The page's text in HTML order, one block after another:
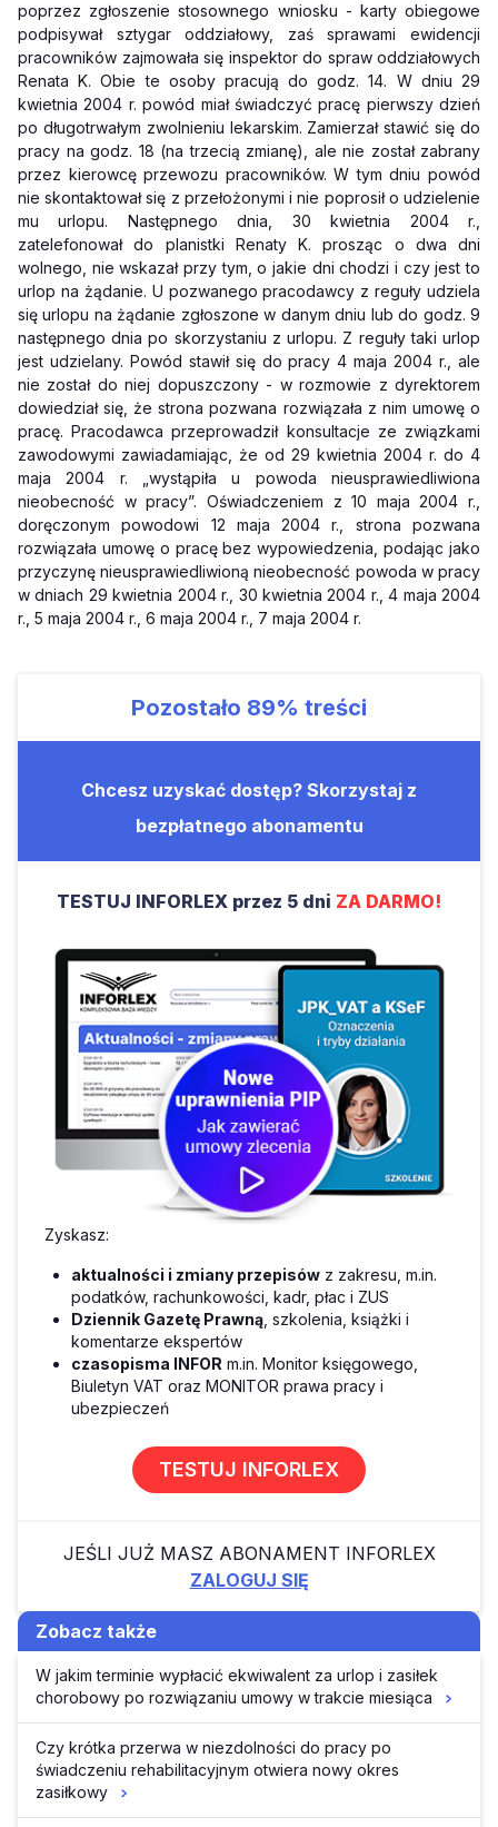
poprzez zgłoszenie stosownego wniosku - karty obiegowe
podpisywał sztygar oddziałowy, zaś sprawami ewidencji
pracowników zajmowała się inspektor do spraw oddziałowych
Renata K. Obie te osoby pracują do godz. 14. W dniu 29
kwietnia 2004 r. powód miał świadczyć pracę pierwszy dzień
po długotrwałym zwolnieniu lekarskim. Zamierzał stawić się do
pracy na godz. 18 (na trzecią zmianę), ale nie został za­brany
przez kierowcę przewozu pracowników. W tym dniu powód
nie skontaktował się z przełożonymi i nie poprosił o udzielenie
mu urlopu. Następnego dnia, 30 kwiet­nia 2004 r.,
zatelefonował do planistki Renaty K. prosząc o dwa dni
wolnego, nie wskazał przy tym, o jakie dni chodzi i czy jest to
urlop na żądanie. U pozwanego pra­codawcy z reguły udziela
się urlopu na żądanie zgłoszone w danym dniu lub do godz. 9
następnego dnia po skorzystaniu z urlopu. Z reguły taki urlop
jest udziela­ny. Powód stawił się do pracy 4 maja 2004 r., ale
nie został do niej dopuszczony - w rozmowie z dyrektorem
dowiedział się, że strona pozwana rozwiązała z nim umowę o
pracę. Pracodawca przeprowadził konsultacje ze związkami
zawodowymi zawiadamiając, że od 29 kwietnia 2004 r. do 4
maja 2004 r. „wystąpiła u powoda nie­usprawiedliwiona
nieobecność w pracy”. Oświadczeniem z 10 maja 2004 r.,
doręczonym powodowi 12 maja 2004 r., strona pozwana
rozwiązała umowę o pracę bez wypowiedzenia, podając jako
przyczynę nieusprawiedliwioną nieobecność powoda w pracy
w dniach 29 kwietnia 2004 r., 30 kwietnia 2004 r., 4 maja 2004
r., 5 maja 2004 r., 6 maja 2004 r., 7 maja 2004 r.
Pozostało 89% treści
Chcesz uzyskać dostęp? Skorzystaj z
bezpłatnego abonamentu
TESTUJ INFORLEX przez 5 dni ZA DARMO!
Zyskasz:
aktualności i zmiany przepisów z zakresu, m.in.
podatków, rachunkowości, kadr, płac i ZUS
Dziennik Gazetę Prawną , szkolenia, książki i
komentarze ekspertów
czasopisma INFOR m.in. Monitor księgowego,
Biuletyn VAT oraz MONITOR prawa pracy i
ubezpieczeń
TESTUJ INFORLEX
JEŚLI JUŻ MASZ ABONAMENT INFORLEX
ZALOGUJ SIĘ
Zobacz także
W jakim terminie wypłacić ekwiwalent za urlop i zasiłek
chorobowy po rozwiązaniu umowy w trakcie miesiąca
Czy krótka przerwa w niezdolności do pracy po
świadczeniu rehabilitacyjnym otwiera nowy okres
zasiłkowy